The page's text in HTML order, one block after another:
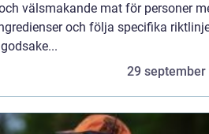
välsmakande mat för personer
och följa specifika
29 september